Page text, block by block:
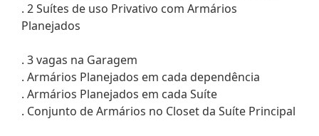
. 2 Suítes de uso Privativo com Armários
Planejados
. 3 vagas na Garagem
. Armários Planejados em cada dependência
. Armários Planejados em cada Suíte
. Conjunto de Armários no Closet da Suíte Principal